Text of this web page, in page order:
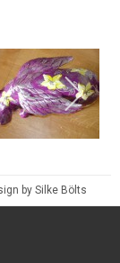
by Silke Bölts